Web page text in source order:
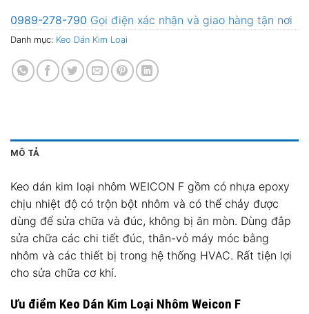
0989-278-790 Gọi điện xác nhận và giao hàng tận nơi
Danh mục: Keo Dán Kim Loại
MÔ TẢ
Keo dán kim loại nhôm WEICON F gồm có nhựa epoxy
chịu nhiệt độ có trộn bột nhôm và có thể chảy được
dùng để sửa chữa và đúc, không bị ăn mòn. Dùng đắp
sửa chữa các chi tiết đúc, thân-vỏ máy móc bằng
nhôm và các thiết bị trong hệ thống HVAC. Rất tiện lợi
cho sửa chữa cơ khí.
Ưu điểm Keo Dán Kim Loại Nhôm Weicon F